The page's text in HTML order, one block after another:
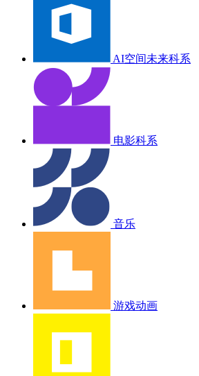
AI空间未来科系
电影科系
音乐
游戏动画